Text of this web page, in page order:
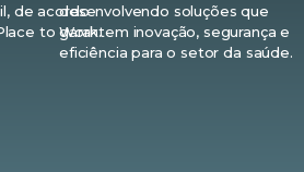
de acordo
to Work.
desenvolvendo soluções que
garantem inovação, segurança e
eficiência para o setor da saúde.